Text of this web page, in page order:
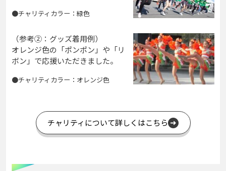
●チャリティカラー：緑色
（参考②：グッズ着用例）
オレンジ色の「ポンポン」や「リ
ボン」で応援いただきました。
●チャリティカラー：オレンジ色
チャリティについて詳しくはこちら